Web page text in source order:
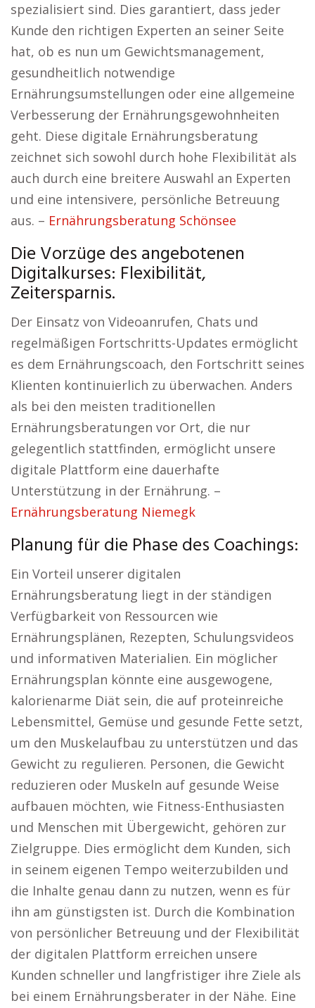
spezialisiert sind. Dies garantiert, dass jeder
Kunde den richtigen Experten an seiner Seite
hat, ob es nun um Gewichtsmanagement,
gesundheitlich notwendige
Ernährungsumstellungen oder eine allgemeine
Verbesserung der Ernährungsgewohnheiten
geht. Diese digitale Ernährungsberatung
zeichnet sich sowohl durch hohe Flexibilität als
auch durch eine breitere Auswahl an Experten
und eine intensivere, persönliche Betreuung
aus. – Ernährungsberatung Schönsee
Die Vorzüge des angebotenen
Digitalkurses: Flexibilität,
Zeitersparnis.
Der Einsatz von Videoanrufen, Chats und
regelmäßigen Fortschritts-Updates ermöglicht
es dem Ernährungscoach, den Fortschritt seines
Klienten kontinuierlich zu überwachen. Anders
als bei den meisten traditionellen
Ernährungsberatungen vor Ort, die nur
gelegentlich stattfinden, ermöglicht unsere
digitale Plattform eine dauerhafte
Unterstützung in der Ernährung. –
Ernährungsberatung Niemegk
Planung für die Phase des Coachings:
Ein Vorteil unserer digitalen
Ernährungsberatung liegt in der ständigen
Verfügbarkeit von Ressourcen wie
Ernährungsplänen, Rezepten, Schulungsvideos
und informativen Materialien. Ein möglicher
Ernährungsplan könnte eine ausgewogene,
kalorienarme Diät sein, die auf proteinreiche
Lebensmittel, Gemüse und gesunde Fette setzt,
um den Muskelaufbau zu unterstützen und das
Gewicht zu regulieren. Personen, die Gewicht
reduzieren oder Muskeln auf gesunde Weise
aufbauen möchten, wie Fitness-Enthusiasten
und Menschen mit Übergewicht, gehören zur
Zielgruppe. Dies ermöglicht dem Kunden, sich
in seinem eigenen Tempo weiterzubilden und
die Inhalte genau dann zu nutzen, wenn es für
ihn am günstigsten ist. Durch die Kombination
von persönlicher Betreuung und der Flexibilität
der digitalen Plattform erreichen unsere
Kunden schneller und langfristiger ihre Ziele als
bei einem Ernährungsberater in der Nähe. Eine